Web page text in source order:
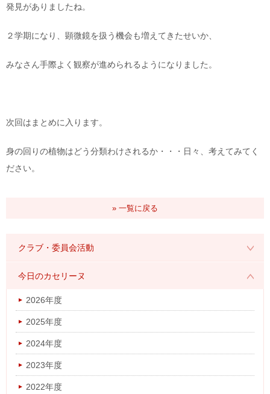
発見がありましたね。
２学期になり、顕微鏡を扱う機会も増えてきたせいか、
みなさん手際よく観察が進められるようになりました。
次回はまとめに入ります。
身の回りの植物はどう分類わけされるか・・・日々、考えてみてく
ださい。
» 一覧に戻る
クラブ・委員会活動
2026年度
今日のカセリーヌ
2026年度
2025年度
2024年度
2023年度
2022年度